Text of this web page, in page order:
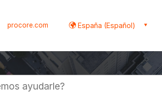
procore.com España (Español)